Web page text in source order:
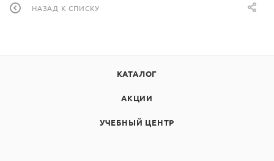
НАЗАД К СПИСКУ
КАТАЛОГ
АКЦИИ
УЧЕБНЫЙ ЦЕНТР